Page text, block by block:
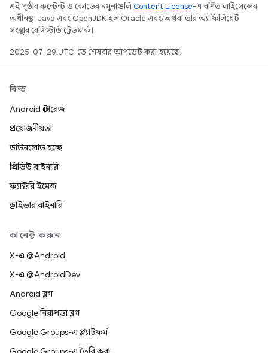
এই পৃষ্ঠার কন্টেন্ট ও কোডের নমুনাগুলিContent License-এ বর্ণিত লাইসেন্সের
অধীনস্থ। Java এবং OpenJDK হল Oracle এবং/অথবা তার অ্যাফিলিয়েট
সংস্থার রেজিস্টার্ড ট্রেডমার্ক।
2025-07-29 UTC-তে শেষবার আপডেট করা হয়েছে।
বিল্ড
Android স্টোরেজ
প্রয়োজনীয়তা
ডাউনলোড হচ্ছে
প্রিভিউ বাইনারি
ফ্যাক্টরি ইমেজ
ড্রাইভার বাইনারি
কানেক্ট করুন
X-এ @Android
X-এ @AndroidDev
Android ব্লগ
Google নিরাপত্তা ব্লগ
Google Groups-এ প্ল্যাটফর্ম